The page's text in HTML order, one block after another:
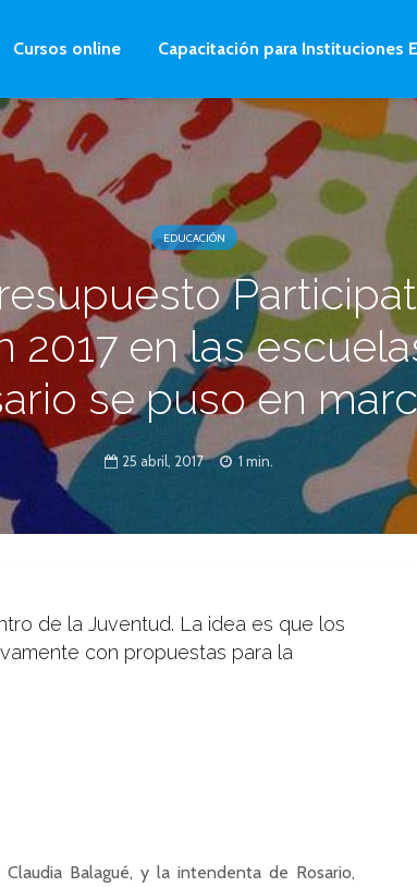
Cursos online Capacitación para Instituciones
EDUCACIÓN
2017 en las
se puso en
25 abril, 2017 1 min.
de la Juventud. La idea es que los
con propuestas para la
Balagué, y la intendenta de Rosario,